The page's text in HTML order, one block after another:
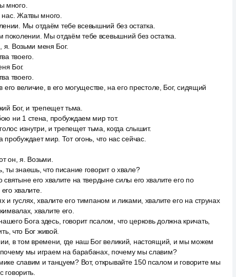
много.
нас. Жатвы много.
Мы отдаём тебе всевышний без остатка.
Мы отдаём тебе всевышний без остатка.
я. Возьми меня Бог.
твоего.
Бог.
твоего.
его величие, в его могуществе, на его престоле, Бог, сидящий
Бог, и трепещет тьма.
ни 1 стена, пробуждаем мир тот.
изнутри, и трепещет тьма, когда слышит.
мир. Тот огонь, что нас сейчас.
он, я. Возьми.
ты знаешь, что писание говорит о хвале?
святыне его хвалите на твердыне силы его хвалите его по
хвалите.
и гуслях, хвалите его тимпаном и ликами, хвалите его на струнах
хвалите его.
Бога здесь, говорит псалом, что церковь должна кричать,
что Бог живой.
в том времени, где наш Бог великий, настоящий, и мы можем
мы играем на барабанах, почему мы славим?
славим и танцуем? Вот, открывайте 150 псалом и говорите мы